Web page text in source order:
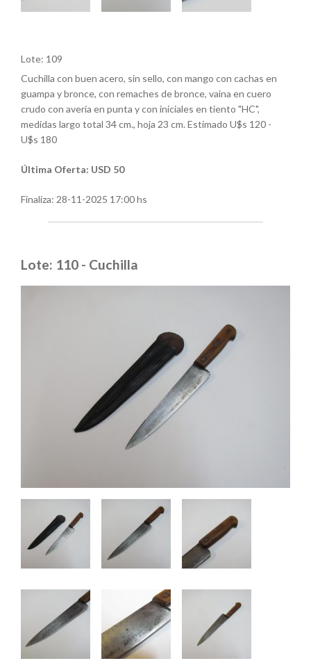
Lote: 109
Cuchilla con buen acero, sin sello, con mango con cachas en
guampa y bronce, con remaches de bronce, vaina en cuero
crudo con avería en punta y con iniciales en tiento "HC",
medidas largo total 34 cm., hoja 23 cm. Estimado U$s 120 -
U$s 180
Última Oferta: USD 50
Finaliza: 28-11-2025 17:00 hs
Lote: 110 - Cuchilla